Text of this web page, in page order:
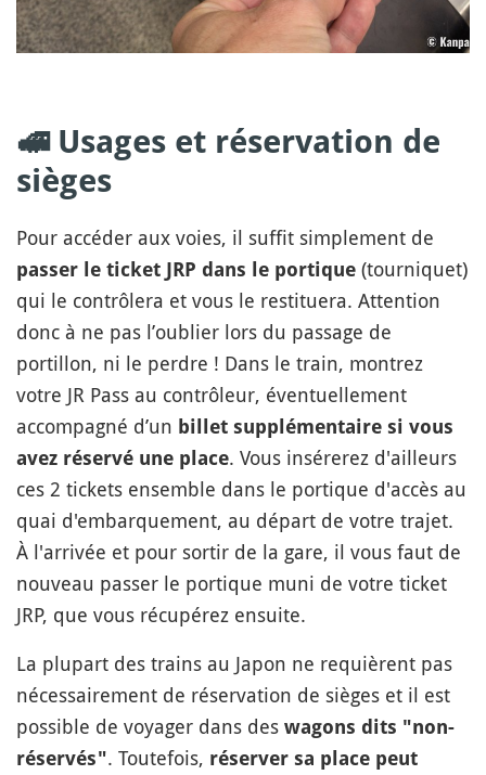
🚅 Usages et réservation de
sièges
Pour accéder aux voies, il suffit simplement de
passer le ticket JRP dans le portique (tourniquet)
qui le contrôlera et vous le restituera. Attention
donc à ne pas l’oublier lors du passage de
portillon, ni le perdre ! Dans le train, montrez
votre JR Pass au contrôleur, éventuellement
accompagné d’un billet supplémentaire si vous
avez réservé une place. Vous insérerez d'ailleurs
ces 2 tickets ensemble dans le portique d'accès au
quai d'embarquement, au départ de votre trajet.
À l'arrivée et pour sortir de la gare, il vous faut de
nouveau passer le portique muni de votre ticket
JRP, que vous récupérez ensuite.
La plupart des trains au Japon ne requièrent pas
nécessairement de réservation de sièges et il est
possible de voyager dans des wagons dits "non-
réservés". Toutefois, réserver sa place peut